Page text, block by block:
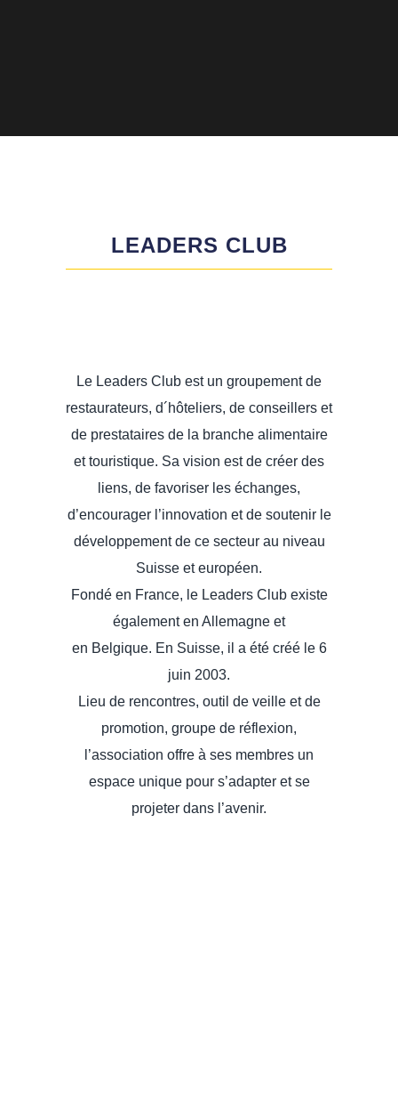
LEADERS CLUB
Le Leaders Club est un groupement de
restaurateurs, d´hôteliers, de conseillers et
de prestataires de la branche alimentaire
et touristique. Sa vision est de créer des
liens, de favoriser les échanges,
d’encourager l’innovation et de soutenir le
développement de ce secteur au niveau
Suisse et européen.
Fondé en France, le Leaders Club existe
également en Allemagne et
en Belgique. En Suisse, il a été créé le 6
juin 2003.
Lieu de rencontres, outil de veille et de
promotion, groupe de réflexion,
l’association offre à ses membres un
espace unique pour s’adapter et se
projeter dans l’avenir.